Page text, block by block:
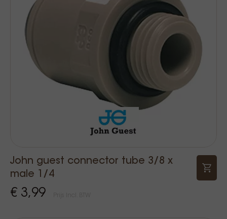
John guest connector tube 3/8 x
male 1/4
€ 3,99